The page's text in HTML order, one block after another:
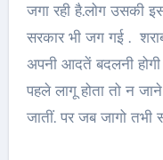
जगा रही है.लोग उसकी
सरकार भी जग गई .
अपनी आदतें बदलनी
पहले लागू होता तो न
जातीं. पर जब जागो तभी